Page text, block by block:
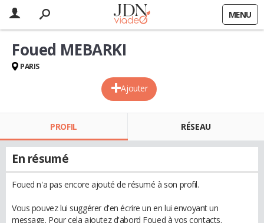
MENU
Ajouter
Foued MEBARKI
PARIS
PROFIL RÉSEAU
En résumé
Foued n'a pas encore ajouté de résumé à son profil.
Vous pouvez lui suggérer d'en écrire un en lui envoyant un
message. Pour cela ajoutez d'abord Foued à vos contacts.